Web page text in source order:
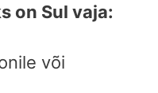
on Sul vaja:
või